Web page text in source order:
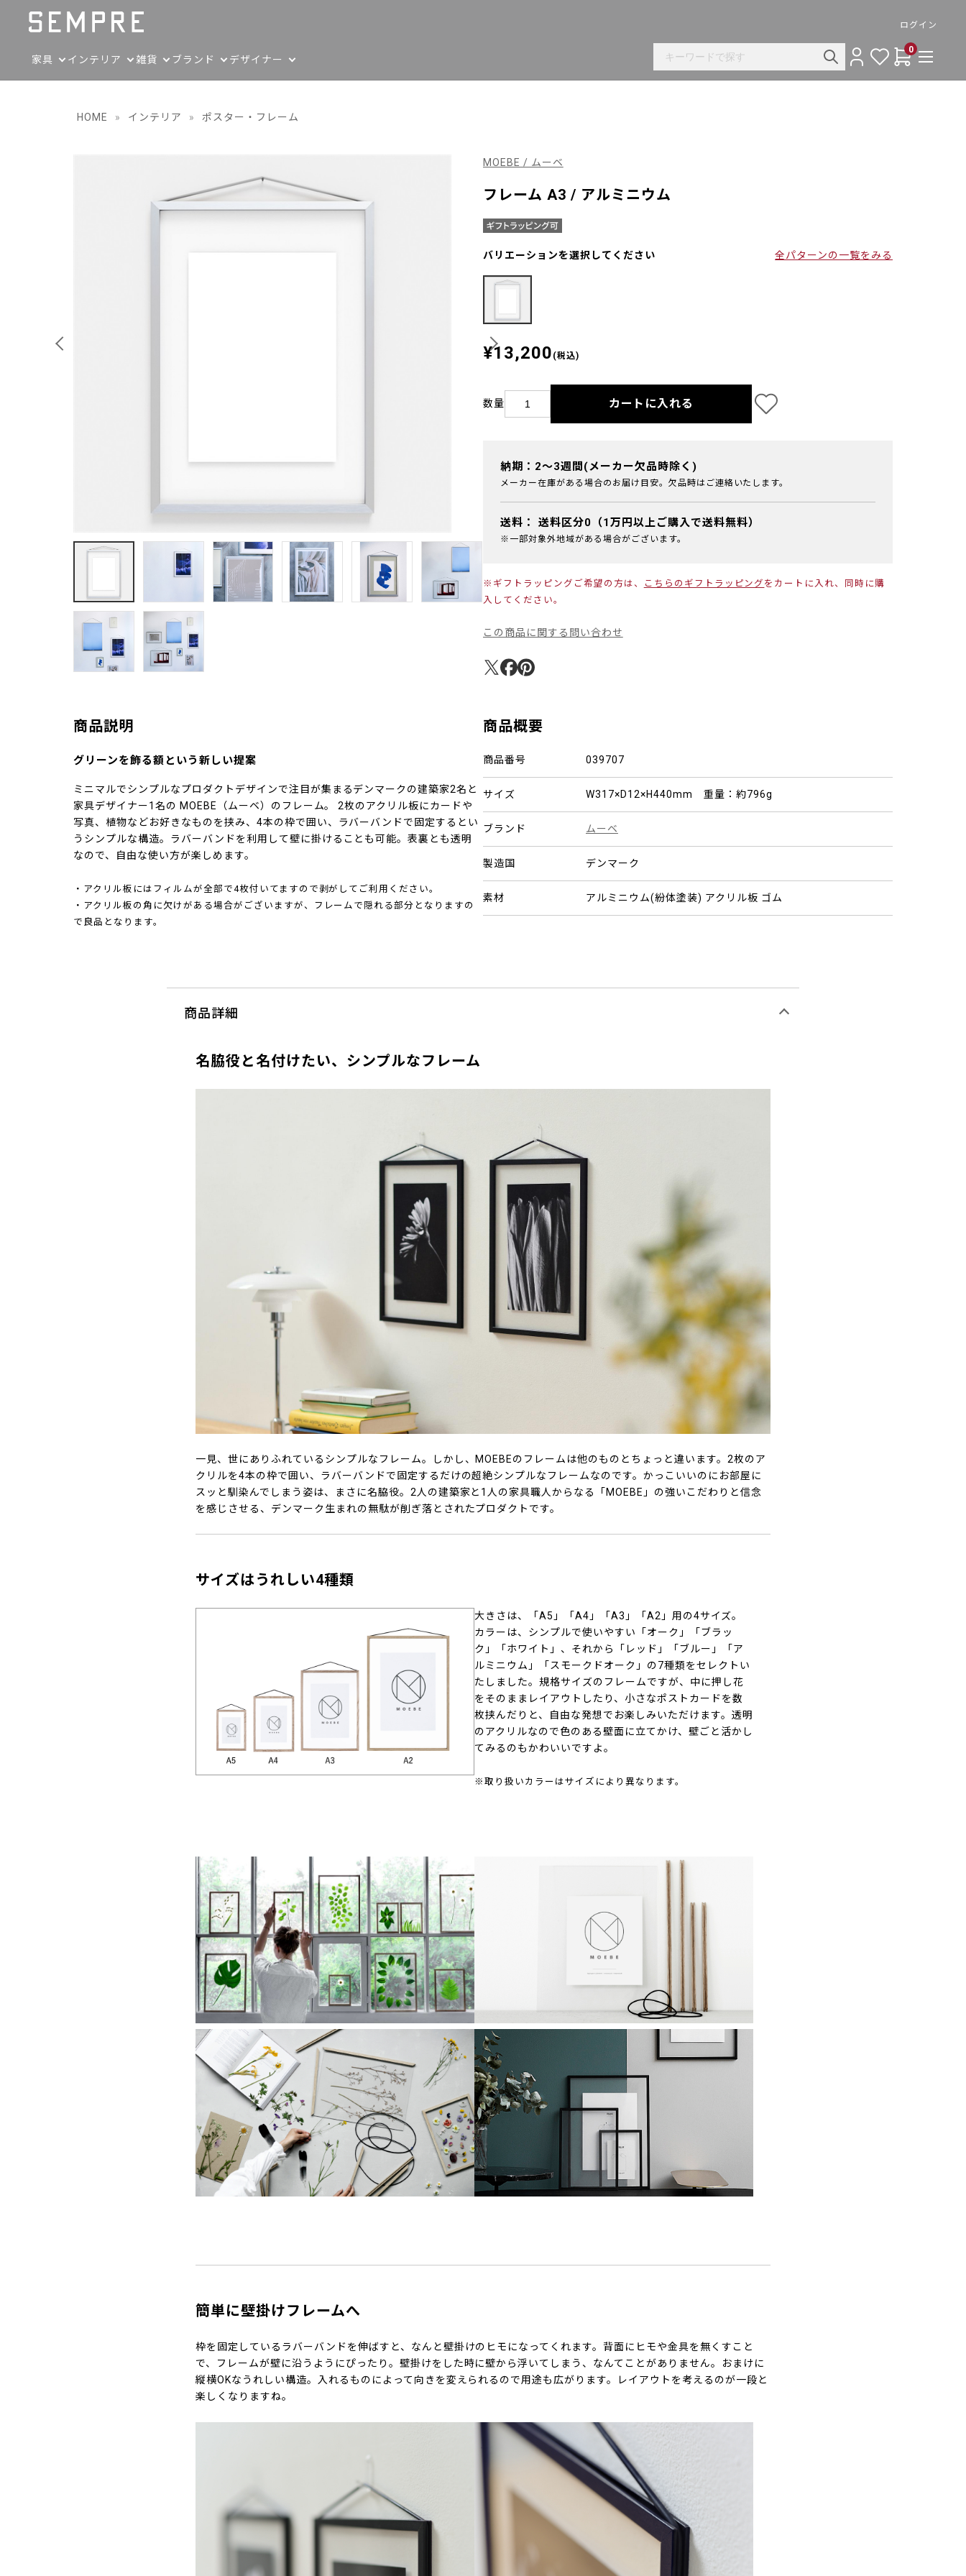
ログイン
家具 インテリア 雑貨 ブランド デザイナー
0
HOME » インテリア » ポスター・フレーム
MOEBE / ムーベ
フレーム A3 / アルミニウム
バリエーションを選択してください 全パターンの一覧をみる
¥13,200 (税込)
数量 カートに入れる
納期：2～3週間(メーカー欠品時除く)
メーカー在庫がある場合のお届け目安。欠品時はご連絡いたします。
送料： 送料区分0（1万円以上ご購入で送料無料）
※一部対象外地域がある場合がございます。
※ギフトラッピングご希望の方は、 こちらのギフトラッピング をカートに入れ、同時に購
入してください。
この商品に関する問い合わせ
商品説明
グリーンを飾る額という新しい提案
ミニマルでシンプルなプロダクトデザインで注目が集まるデンマークの建築家2名と
家具デザイナー1名の MOEBE（ムーベ）のフレーム。 2枚のアクリル板にカードや
写真、植物などお好きなものを挟み、4本の枠で囲い、ラバーバンドで固定するとい
うシンプルな構造。ラバーバンドを利用して壁に掛けることも可能。表裏とも透明
なので、自由な使い方が楽しめます。
・アクリル板にはフィルムが全部で4枚付いてますので剥がしてご利用ください。
・アクリル板の角に欠けがある場合がございますが、フレームで隠れる部分となりますの
で良品となります。
商品概要
商品番号 039707
サイズ W317×D12×H440mm 重量：約796g
ブランド ムーベ
製造国 デンマーク
素材 アルミニウム(紛体塗装) アクリル板 ゴム
商品詳細
名脇役と名付けたい、シンプルなフレーム
一見、世にありふれているシンプルなフレーム。しかし、MOEBEのフレームは他のものとちょっと違います。2枚のア
クリルを4本の枠で囲い、ラバーバンドで固定するだけの超絶シンプルなフレームなのです。かっこいいのにお部屋に
スッと馴染んでしまう姿は、まさに名脇役。2人の建築家と1人の家具職人からなる「MOEBE」の強いこだわりと信念
を感じさせる、デンマーク生まれの無駄が削ぎ落とされたプロダクトです。
サイズはうれしい4種類
大きさは、「A5」「A4」「A3」「A2」用の4サイズ。
カラーは、シンプルで使いやすい「オーク」「ブラッ
ク」「ホワイト」、それから「レッド」「ブルー」「ア
ルミニウム」「スモークドオーク」の7種類をセレクトい
たしました。規格サイズのフレームですが、中に押し花
をそのままレイアウトしたり、小さなポストカードを数
枚挟んだりと、自由な発想でお楽しみいただけます。透明
のアクリルなので色のある壁面に立てかけ、壁ごと活かし
てみるのもかわいいですよ。
※取り扱いカラーはサイズにより異なります。
簡単に壁掛けフレームへ
枠を固定しているラバーバンドを伸ばすと、なんと壁掛けのヒモになってくれます。背面にヒモや金具を無くすこと
で、フレームが壁に沿うようにぴったり。壁掛けをした時に壁から浮いてしまう、なんてことがありません。おまけに
縦横OKなうれしい構造。入れるものによって向きを変えられるので用途も広がります。レイアウトを考えるのが一段と
楽しくなりますね。